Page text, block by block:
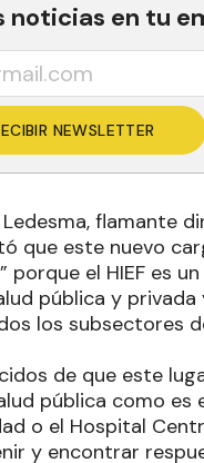
noticias en tu
NEWSLETTER
Ledesma, flamante
que este nuevo
porque el HIEF es
pública y privada
los subsectores
de que este
pública como es
o el Hospital
y encontrar